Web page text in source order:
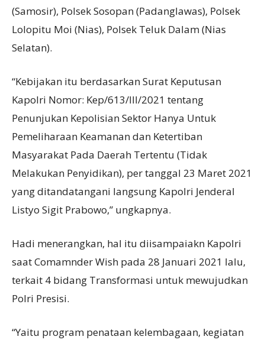
(Samosir), Polsek Sosopan (Padanglawas), Polsek
Lolopitu Moi (Nias), Polsek Teluk Dalam (Nias
Selatan).
“Kebijakan itu berdasarkan Surat Keputusan
Kapolri Nomor: Kep/613/III/2021 tentang
Penunjukan Kepolisian Sektor Hanya Untuk
Pemeliharaan Keamanan dan Ketertiban
Masyarakat Pada Daerah Tertentu (Tidak
Melakukan Penyidikan), per tanggal 23 Maret 2021
yang ditandatangani langsung Kapolri Jenderal
Listyo Sigit Prabowo,” ungkapnya.
Hadi menerangkan, hal itu diisampaiakn Kapolri
saat Comamnder Wish pada 28 Januari 2021 lalu,
terkait 4 bidang Transformasi untuk mewujudkan
Polri Presisi.
“Yaitu program penataan kelembagaan, kegiatan